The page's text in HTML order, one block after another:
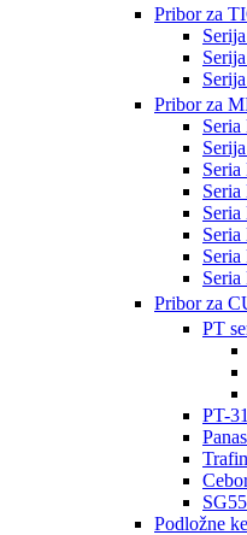
Pribor za
Pribor za
Seria
Pribor za
PT
PT-31
Podložne